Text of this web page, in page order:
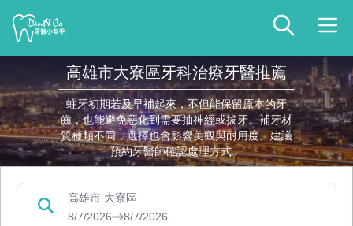
高雄市大寮區牙科治療牙醫推薦
蛀牙初期若及早補起來，不但能保留原本的牙
齒，也能避免惡化到需要抽神經或拔牙。補牙材
質種類不同，選擇也會影響美觀與耐用度。建議
預約牙醫師確認處理方式。
高雄市 大寮區
8/7/2026
8/7/2026